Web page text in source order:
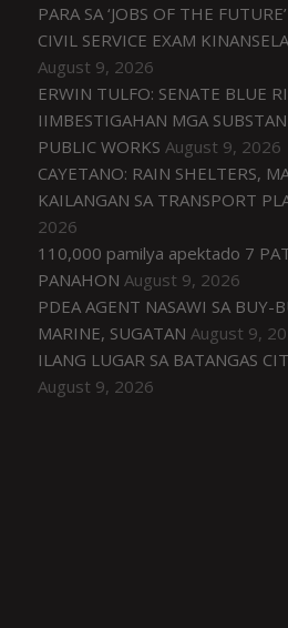
PARA SA ‘JOBS OF THE FUTURE’
CIVIL SERVICE EXAM
August 9, 2026
ERWIN TULFO: SENATE BLUE
IIMBESTIGAHAN MGA
PUBLIC WORKS August 9, 2026
CAYETANO: RAIN SHELTERS,
KAILANGAN SA TRANSPORT
2026
110,000 pamilya apektado 7
PANAHON August 9, 2026
PDEA AGENT NASAWI SA BUY-
MARINE, SUGATAN August 9,
ILANG LUGAR SA BATANGAS
August 9, 2026